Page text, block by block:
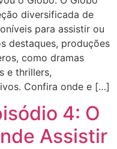
diversificada de
para assistir ou
destaques, produções
como dramas
e thrillers,
Confira onde e […]
4: O
Assistir